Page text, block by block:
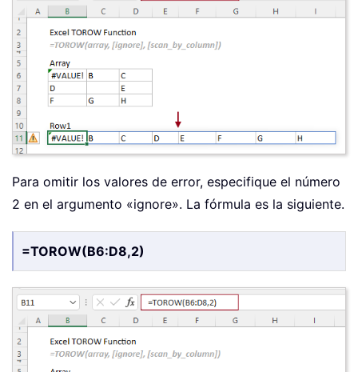
Para omitir los valores de error, especifique el número
2 en el argumento «ignore». La fórmula es la siguiente.
=TOROW(B6:D8,2)